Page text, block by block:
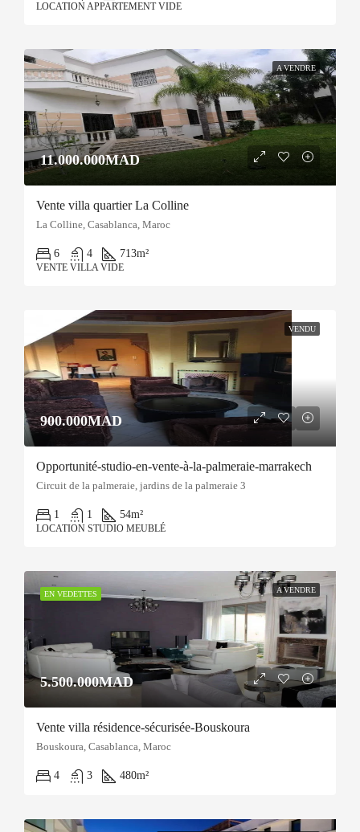
LOCATION APPARTEMENT VIDE
A VENDRE
11.000.000MAD
Vente villa quartier La Colline
La Colline, Casablanca, Maroc
6 4 713m²
VENTE VILLA VIDE
VENDU
900.000MAD
Opportunité-studio-en-vente-à-la-palmeraie-marrakech
Circuit de la palmeraie, jardins de la palmeraie 3
1 1 54m²
LOCATION STUDIO MEUBLÉ
EN VEDETTES A VENDRE
5.500.000MAD
Vente villa résidence-sécurisée-Bouskoura
Bouskoura, Casablanca, Maroc
4 3 480m²